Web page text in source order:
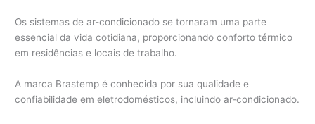
Os sistemas de ar-condicionado se tornaram uma parte
essencial da vida cotidiana, proporcionando conforto térmico
em residências e locais de trabalho.
A marca Brastemp é conhecida por sua qualidade e
confiabilidade em eletrodomésticos, incluindo ar-condicionado.